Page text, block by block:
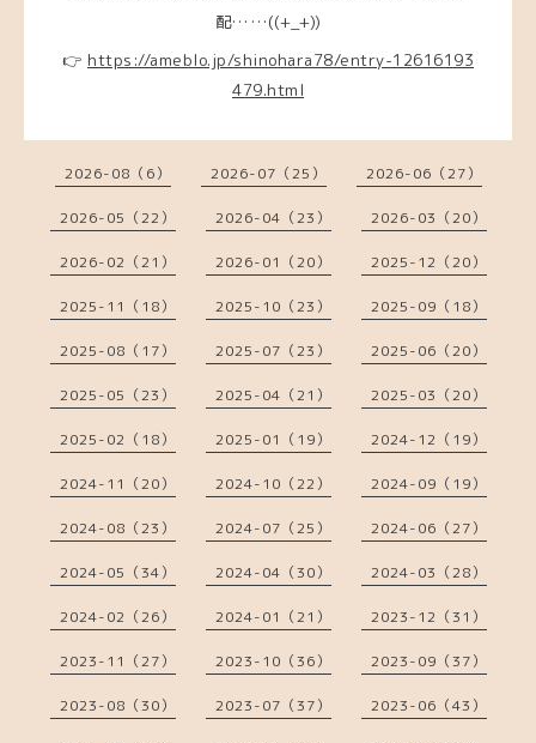
配……((+_+))
👉 https://ameblo.jp/shinohara78/entry-12616193
479.html
2026-08（6） 2026-07（25） 2026-06（27）
2026-05（22） 2026-04（23） 2026-03（20）
2026-02（21） 2026-01（20） 2025-12（20）
2025-11（18） 2025-10（23） 2025-09（18）
2025-08（17） 2025-07（23） 2025-06（20）
2025-05（23） 2025-04（21） 2025-03（20）
2025-02（18） 2025-01（19） 2024-12（19）
2024-11（20） 2024-10（22） 2024-09（19）
2024-08（23） 2024-07（25） 2024-06（27）
2024-05（34） 2024-04（30） 2024-03（28）
2024-02（26） 2024-01（21） 2023-12（31）
2023-11（27） 2023-10（36） 2023-09（37）
2023-08（30） 2023-07（37） 2023-06（43）